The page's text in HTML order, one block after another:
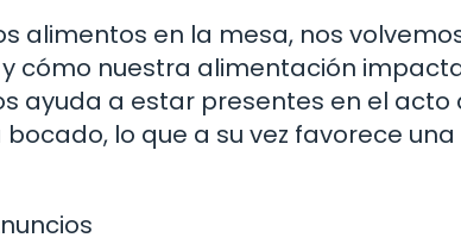
alimentos en la mesa, nos
cómo nuestra alimentación
ayuda a estar presentes en el acto
lo que a su vez favorece